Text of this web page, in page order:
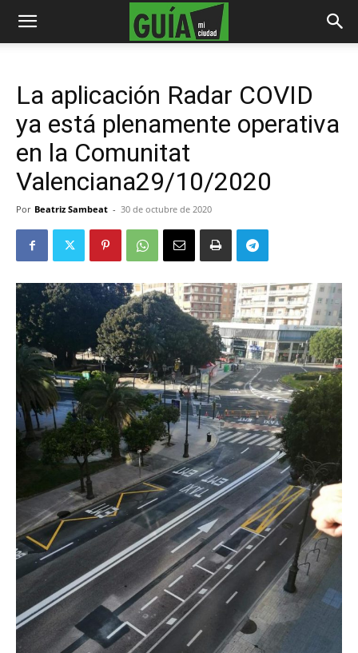
La aplicación Radar COVID
ya está plenamente operativa
en la Comunitat
Valenciana29/10/2020
Por Beatriz Sambeat - 30 de octubre de 2020